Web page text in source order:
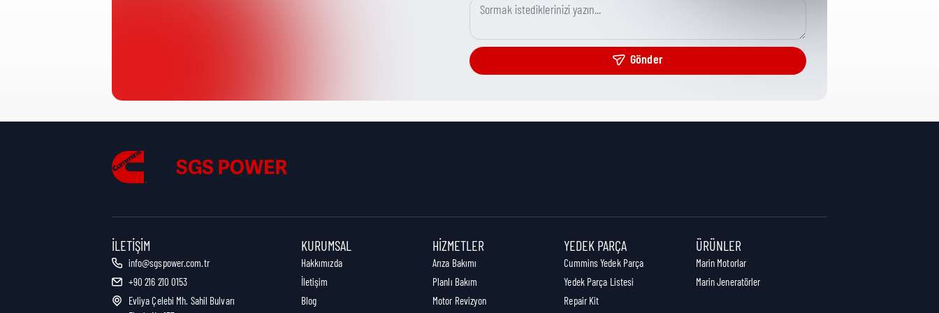
CPG Misc Analytical
Nakliye Yüksekliği:
Nakliye Uzunluğu:
Nakliye Ağırlığı:
Gönder
İLETIŞIM
info@sgspower.com.tr
+90 216 210 0153
Evliya Çelebi Mh. Sahil Bulvarı
KURUMSAL
Hakkımızda
İletişim
Blog
HIZMETLER
Arıza Bakımı
Planlı Bakım
Motor Revizyon
YEDEK PARÇA
Cummins Yedek Parça
Yedek Parça Listesi
Repair Kit
ÜRÜNLER
Marin Motorlar
Marin Jeneratörler